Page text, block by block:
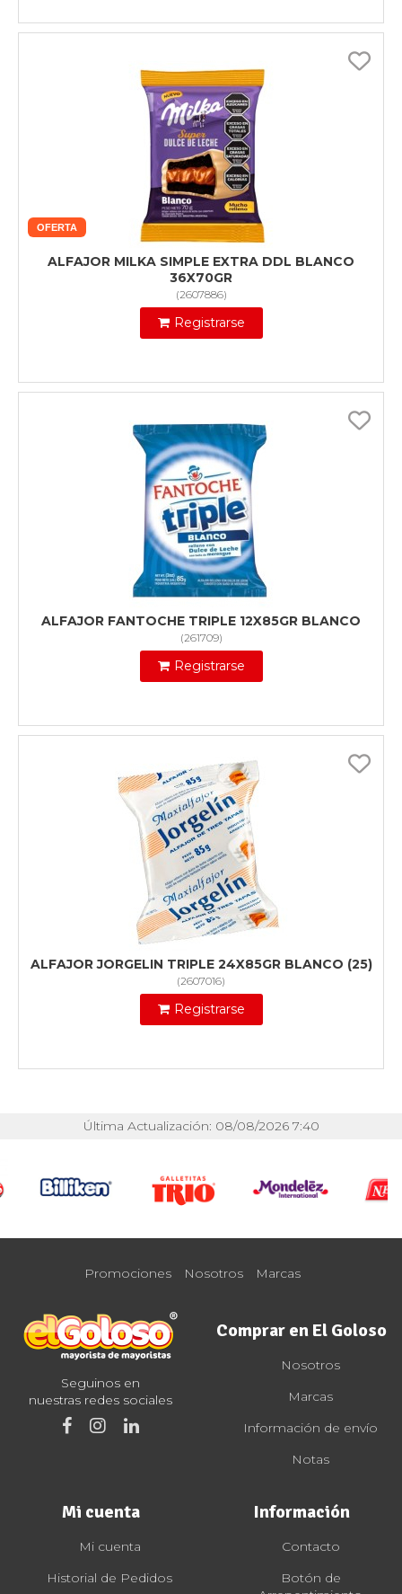
OFERTA
ALFAJOR MILKA SIMPLE EXTRA DDL BLANCO
36X70GR
(2607886)
Registrarse
ALFAJOR FANTOCHE TRIPLE 12X85GR BLANCO
(261709)
Registrarse
ALFAJOR JORGELIN TRIPLE 24X85GR BLANCO (25)
(2607016)
Registrarse
Última Actualización: 08/08/2026 7:40
Promociones Nosotros Marcas
Seguinos en
nuestras redes sociales
Comprar en El Goloso
Nosotros
Marcas
Información de envío
Notas
Mi cuenta
Mi cuenta
Historial de Pedidos
Información
Contacto
Botón de